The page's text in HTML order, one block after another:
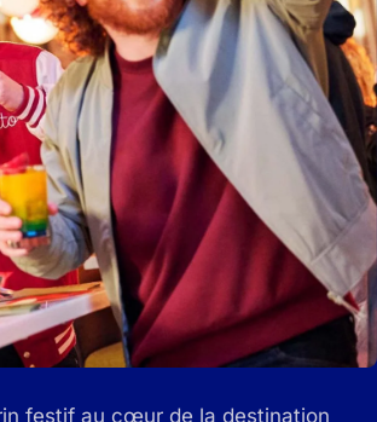
festif au cœur de la destination